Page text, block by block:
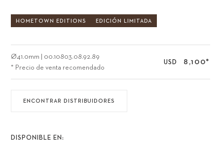
HOMETOWN EDITIONS EDICIÓN LIMITADA
Ø41.0mm
00.10803.08.92.89
* Precio de venta recomendado
USD 8,100*
ENCONTRAR DISTRIBUIDORES
DISPONIBLE EN: